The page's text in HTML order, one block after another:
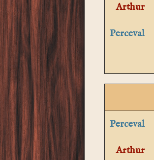
Arthur
Perceval
Perceval
Arthur